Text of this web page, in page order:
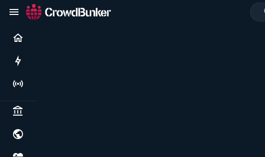
Live
Politics & institutions